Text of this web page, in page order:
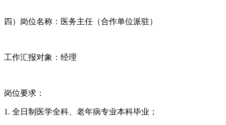
四）岗位名称：医务主任（合作单位派驻）
工作汇报对象：经理
岗位要求：
1. 全日制医学全科、老年病专业本科毕业；